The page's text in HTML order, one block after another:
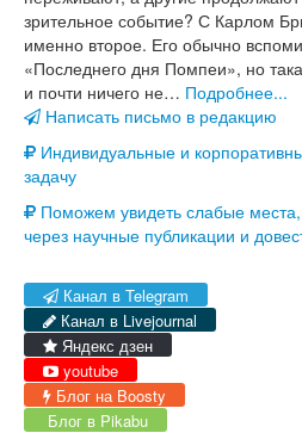
зрительное событие? С Карлом
именно второе. Его обычно
«Последнего дня Помпеи», но
и почти ничего не… Подробнее...
Написать письмо в редакцию
Индивидуальные и
задачу
Поможем увидеть слабые
через научные публикации и
Канал в Telegram
Канал в Livejournal
Яндекс дзен
youtube
Блог на Boosty
Блог в Pikabu